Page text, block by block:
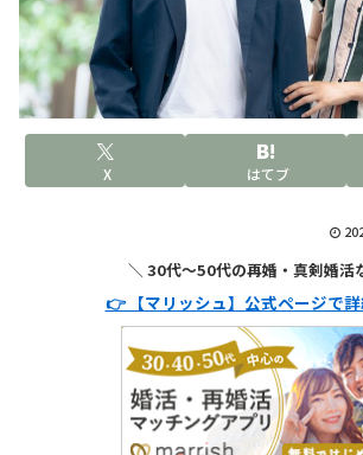
X はてブ
＼ 30代〜50代の再婚・真剣婚活
👉 【マリッシュ】公式ページで